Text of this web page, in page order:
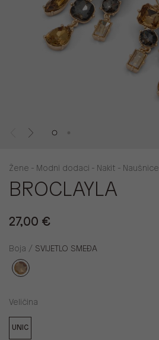
Žene - Modni dodaci - Nakit - Naušnice
BROCLAYLA
27,00 €
Boja / SVIJETLO SMEĐA
Veličina
UNIC